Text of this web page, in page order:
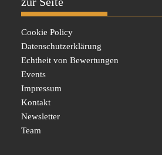
Cookie Policy
Datenschutzerklärung
Echtheit von Bewertungen
Events
Impressum
Kontakt
Newsletter
Team